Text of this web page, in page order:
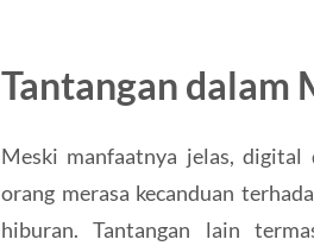
Tantangan
Meski manfaatnya jelas, digital
orang merasa kecanduan
hiburan. Tantangan lain